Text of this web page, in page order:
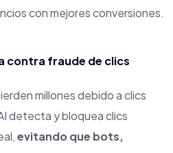
con mejores conversiones.
contra fraude de clics
millones debido a clics
detecta y bloquea clics
evitando que bots,